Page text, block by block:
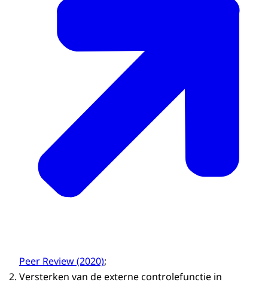
Peer Review (2020);
Versterken van de externe controlefunctie in